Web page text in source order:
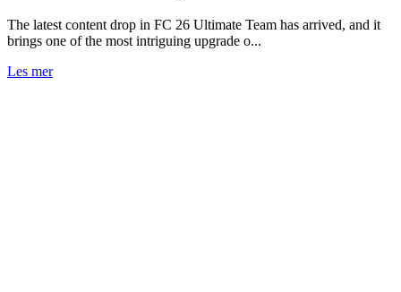
The latest content drop in FC 26 Ultimate Team has arrived, and it
brings one of the most intriguing upgrade o...
Les mer